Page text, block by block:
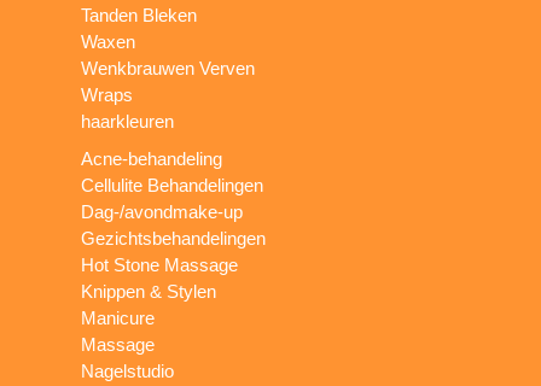
Tanden Bleken
Waxen
Wenkbrauwen Verven
Wraps
haarkleuren
Acne-behandeling
Cellulite Behandelingen
Dag-/avondmake-up
Gezichtsbehandelingen
Hot Stone Massage
Knippen & Stylen
Manicure
Massage
Nagelstudio